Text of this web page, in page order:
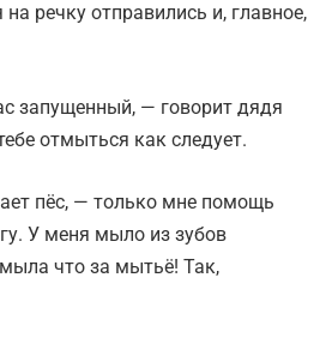
речку отправились и, главное,
запущенный, — говорит дядя
отмыться как следует.
пёс, — только мне помощь
У меня мыло из зубов
что за мытьё! Так,